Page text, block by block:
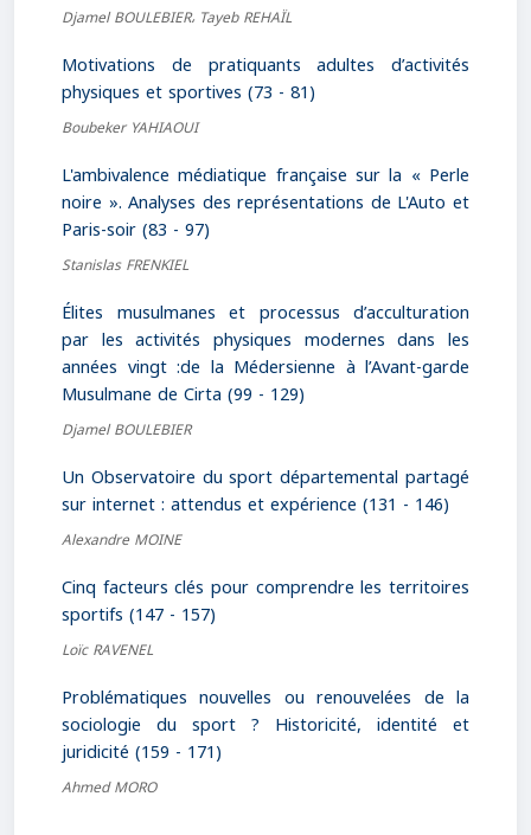
Djamel BOULEBIER، Tayeb REHAÏL
Motivations de pratiquants adultes d’activités
physiques et sportives (73 - 81)
Boubeker YAHIAOUI
L'ambivalence médiatique française sur la « Perle
noire ». Analyses des représentations de L'Auto et
Paris-soir (83 - 97)
Stanislas FRENKIEL
Élites musulmanes et processus d’acculturation
par les activités physiques modernes dans les
années vingt :de la Médersienne à l’Avant-garde
Musulmane de Cirta (99 - 129)
Djamel BOULEBIER
Un Observatoire du sport départemental partagé
sur internet : attendus et expérience (131 - 146)
Alexandre MOINE
Cinq facteurs clés pour comprendre les territoires
sportifs (147 - 157)
Loïc RAVENEL
Problématiques nouvelles ou renouvelées de la
sociologie du sport ? Historicité, identité et
juridicité (159 - 171)
Ahmed MORO